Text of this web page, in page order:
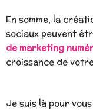
En somme, la
sociaux peuvent
de marketing
croissance de
Je suis là pour